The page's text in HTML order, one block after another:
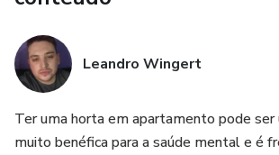
Leandro Wingert
Ter uma horta em apartamento pode ser
muito benéfica para a saúde mental e é